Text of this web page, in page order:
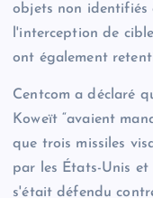
objets non
l'interception de
ont également
Centcom a déclaré
Koweït “avaient
que trois missiles
par les États-Unis
s'était défendu